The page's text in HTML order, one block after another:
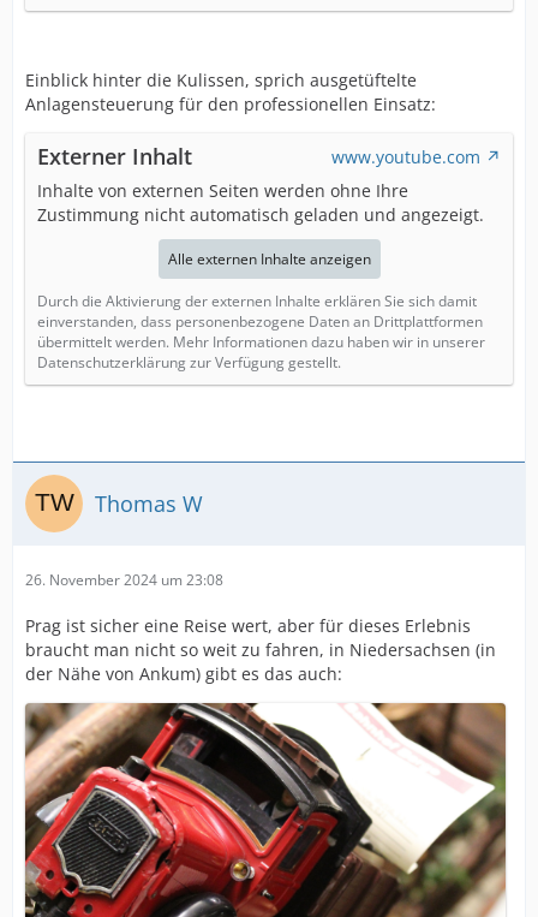
Einblick hinter die Kulissen, sprich ausgetüftelte
Anlagensteuerung für den professionellen Einsatz:
Externer Inhalt
www.youtube.com
Inhalte von externen Seiten werden ohne Ihre
Zustimmung nicht automatisch geladen und angezeigt.
Alle externen Inhalte anzeigen
Durch die Aktivierung der externen Inhalte erklären Sie sich damit
einverstanden, dass personenbezogene Daten an Drittplattformen
übermittelt werden. Mehr Informationen dazu haben wir in unserer
Datenschutzerklärung zur Verfügung gestellt.
Thomas W
26. November 2024 um 23:08
Prag ist sicher eine Reise wert, aber für dieses Erlebnis
braucht man nicht so weit zu fahren, in Niedersachsen (in
der Nähe von Ankum) gibt es das auch: